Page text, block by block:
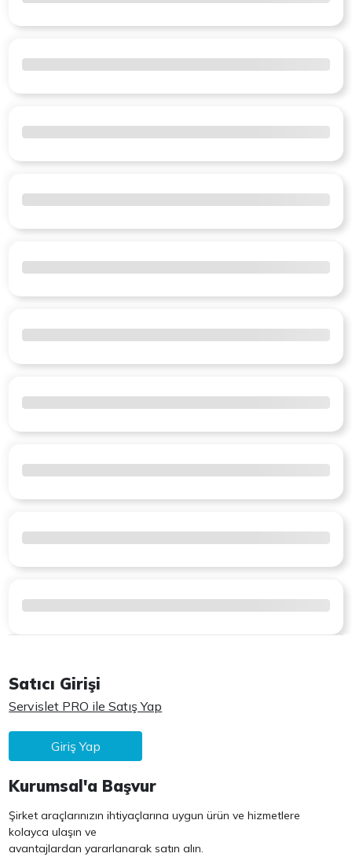
Satıcı Girişi
Servislet PRO ile Satış Yap
Giriş Yap
Kurumsal'a Başvur
Şirket araçlarınızın ihtiyaçlarına uygun ürün ve hizmetlere
kolayca ulaşın ve
avantajlardan yararlanarak satın alın.